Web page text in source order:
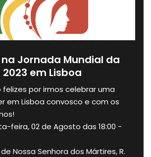
Jornada Mundial da
em Lisboa
por irmos celebrar uma
em Lisboa convosco e com os
feira, 02 de Agosto das 18:00 -
Nossa Senhora dos Mártires, R.